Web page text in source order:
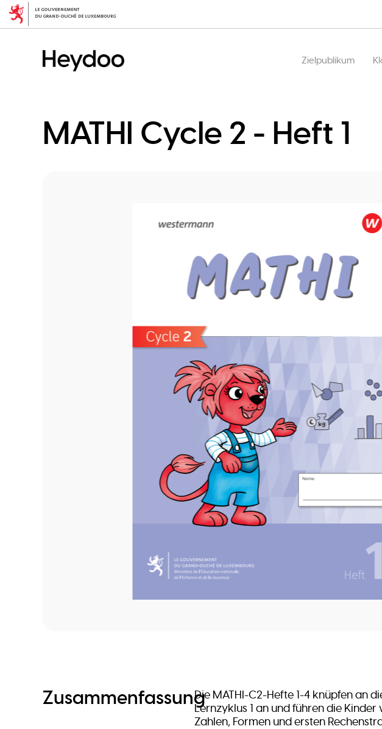
Zielpublikum
MATHI Cycle 2 - Heft 1
ZusammenfassungDie MATHI-C2-Hefte 1-4 knüpfen an
Lernzyklus 1 an und führen die
Zahlen, Formen und ersten